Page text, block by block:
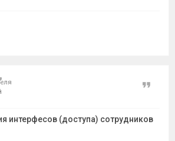
интерфесов (доступа) сотрудников
Цитата